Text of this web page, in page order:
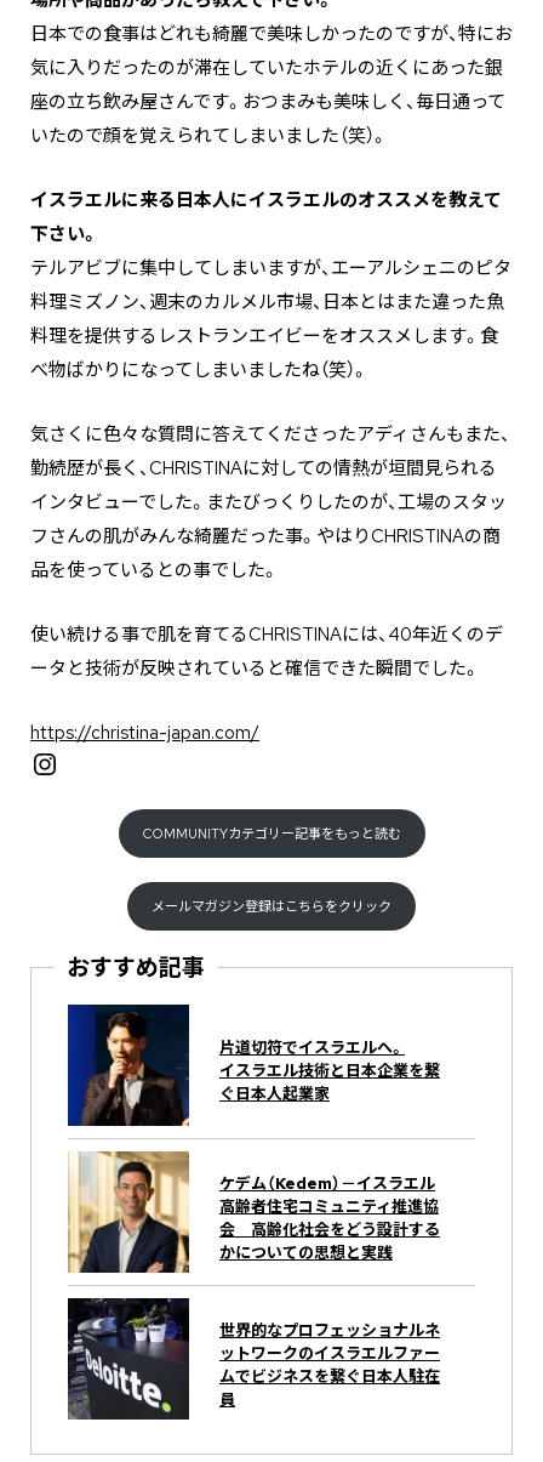
日本での食事はどれも綺麗で美味しかったのですが、特にお
気に入りだったのが滞在していたホテルの近くにあった銀
座の立ち飲み屋さんです。おつまみも美味しく、毎日通って
いたので顔を覚えられてしまいました（笑）。
―――イスラエルに来る日本人にイスラエルのオススメを教えて
下さい。
テルアビブに集中してしまいますが、エーアルシェニのピタ
料理ミズノン、週末のカルメル市場、日本とはまた違った魚
料理を提供するレストランエイビーをオススメします。食
べ物ばかりになってしまいましたね（笑）。
気さくに色々な質問に答えてくださったアディさんもまた、
勤続歴が長く、CHRISTINAに対しての情熱が垣間見られる
インタビューでした。またびっくりしたのが、工場のスタッ
フさんの肌がみんな綺麗だった事。やはりCHRISTINAの商
品を使っているとの事でした。
使い続ける事で肌を育てるCHRISTINAには、40年近くのデ
ータと技術が反映されていると確信できた瞬間でした。
https://christina-japan.com/
Instagram
COMMUNITYカテゴリー記事をもっと読む
メールマガジン登録はこちらをクリック
おすすめ記事
片道切符でイスラエルへ。
イスラエル技術と日本企業を繋
ぐ日本人起業家
ケデム（Kedem）－イスラエル
高齢者住宅コミュニティ推進協
会 高齢化社会をどう設計する
かについての思想と実践
世界的なプロフェッショナルネ
ットワークのイスラエルファー
ムでビジネスを繋ぐ日本人駐在
員